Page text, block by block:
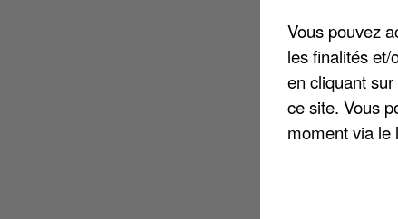
Vous pouvez
les finalités
en cliquant
ce site. Vous
moment via le